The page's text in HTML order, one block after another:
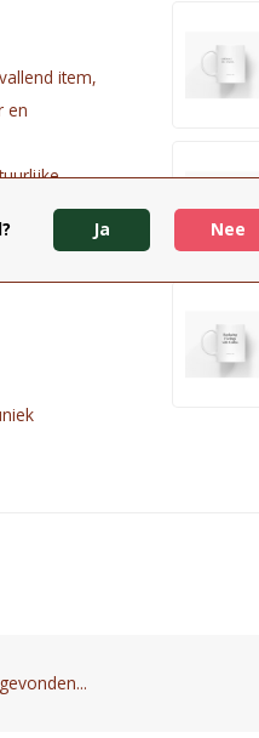
item,
en
mok.
Ja Nee